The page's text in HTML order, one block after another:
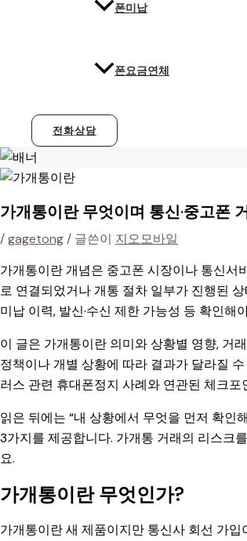
폰미납
폰요금연체
전화상담
가개통이란 무엇이며 통신·중고폰
/gagetong / 글쓴이 지오모바일
가개통이란 개념은 중고폰 시장이나 통신서
로 연결되었거나 개통 절차 일부가 진행된
미납 이력, 발신·수신 제한 가능성 등 확인
이 글은 가개통이란 의미와 상황별 영향, 거
정책이나 개별 상황에 따라 결과가 달라질
러스 관련 휴대폰정지 사례와 연관된 체크포
읽은 뒤에는 “내 상황에서 무엇을 먼저 확인
3가지를 제공합니다. 가개통 거래의 리스크
요.
가개통이란 무엇인가?
가개통이란 새 제품이지만 통신사 회선 가